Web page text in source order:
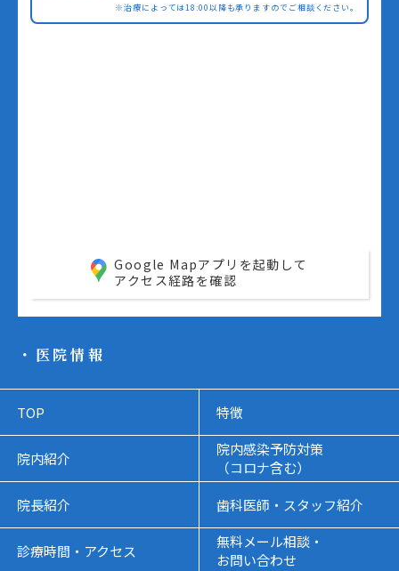
※治療によっては18:00以降も承りますのでご相談ください。
Google Mapアプリを起動して
アクセス経路を確認
・医院情報
TOP 特徴
院内紹介
院内感染予防対策
（コロナ含む）
院長紹介
歯科医師・スタッフ紹介
診療時間・アクセス
無料メール相談・
お問い合わせ